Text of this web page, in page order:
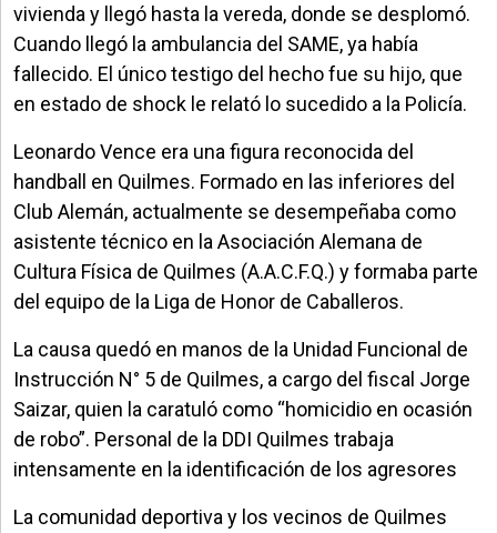
vivienda y llegó hasta la vereda, donde se desplomó.
Cuando llegó la ambulancia del SAME, ya había
fallecido. El único testigo del hecho fue su hijo, que
en estado de shock le relató lo sucedido a la Policía.
Leonardo Vence era una figura reconocida del
handball en Quilmes. Formado en las inferiores del
Club Alemán, actualmente se desempeñaba como
asistente técnico en la Asociación Alemana de
Cultura Física de Quilmes (A.A.C.F.Q.) y formaba parte
del equipo de la Liga de Honor de Caballeros.
La causa quedó en manos de la Unidad Funcional de
Instrucción N° 5 de Quilmes, a cargo del fiscal Jorge
Saizar, quien la caratuló como “homicidio en ocasión
de robo”. Personal de la DDI Quilmes trabaja
intensamente en la identificación de los agresores
La comunidad deportiva y los vecinos de Quilmes